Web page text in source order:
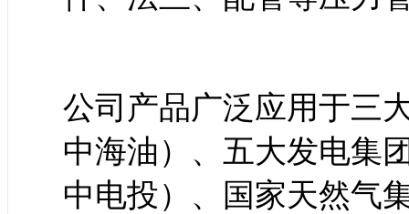
公司产品广泛应用于三
中海油）、五大发电集
中电投）、国家天然气